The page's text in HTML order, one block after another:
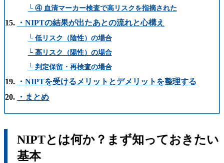
└ ④ 血清マーカー検査で高リスクを指摘された
・NIPTの結果が出たあとの流れと心構え
└ 低リスク（陰性）の場合
└ 高リスク（陽性）の場合
└ 判定保留・再検査の場合
・NIPTを受けるメリットとデメリットを整理する
・まとめ
NIPTとは何か？まず知っておきたい
基本